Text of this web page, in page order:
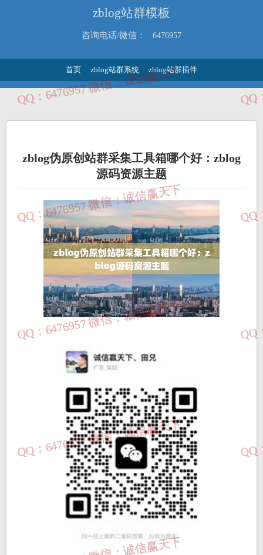
zblog站群模板
咨询电话/微信： 6476957
首页 zblog站群系统 zblog站群插件
zblog伪原创站群采集工具箱哪个好：zblog
源码资源主题